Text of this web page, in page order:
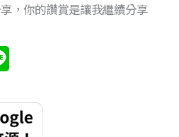
，你的讚賞是讓我繼續分享
n